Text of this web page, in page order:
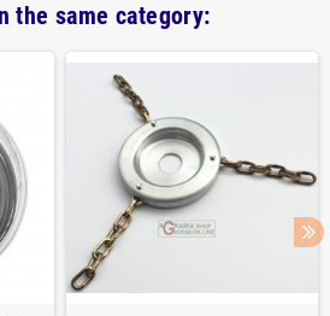
the same category: